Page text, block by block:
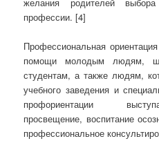
желания родителей
профессии. [4]
Профессиональная
помощи молодым людям,
студентам, а также людям,
учебного заведения и
профориентации
просвещение, воспитание
профессиональное